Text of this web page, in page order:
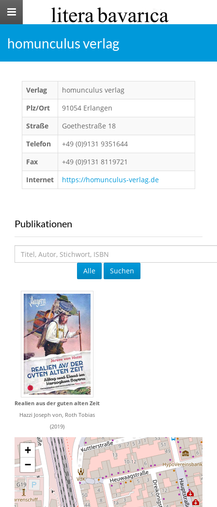
Toggle
homunculus verlag
Verlag
homunculus verlag
Plz/Ort
91054 Erlangen
Straße
Goethestraße 18
Telefon
+49 (0)9131 9351644
Fax
+49 (0)9131 8119721
Internet
https://homunculus-verlag.de
Publikationen
Alle Suchen
Realien aus der guten alten Zeit
Hazzi Joseph von, Roth Tobias
(2019)
+
−